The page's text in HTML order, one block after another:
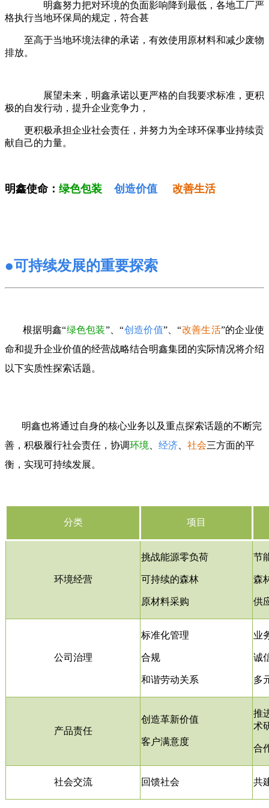
明鑫努力把对环境的负面影响降到最低，各地工厂严
格执行当地环保局的规定，符合甚
至高于当地环境法律的承诺，有效使用原材料和减少废物
排放。
展望未来，明鑫承诺以更严格的自我要求标准，更积
极的自发行动，提升企业竞争力，
更积极承担企业社会责任，并努力为全球环保事业持续贡
献自己的力量。
明鑫使命： 绿色包装 创造价值 改善生活
●可持续发展的重要探索
根据明鑫“绿色包装”、“创造价值”、“改善生活”的企业使
命和提升企业价值的经营战略结合明鑫集团的实际情况将介绍
以下实质性探索话题。
明鑫也将通过自身的核心业务以及重点探索话题的不断完
善，积极履行社会责任，协调环境 经济 社会三方面的平
衡，实现可持续发展。
分类 项目
环境经营
挑战能源零负荷
可持续的森林
原材料采购
节
森
供
公司治理
标准化管理
合规
和谐劳动关系
业
诚
多
产品责任
创造革新价值
客户满意度
推
术
合
社会交流 回馈社会 共